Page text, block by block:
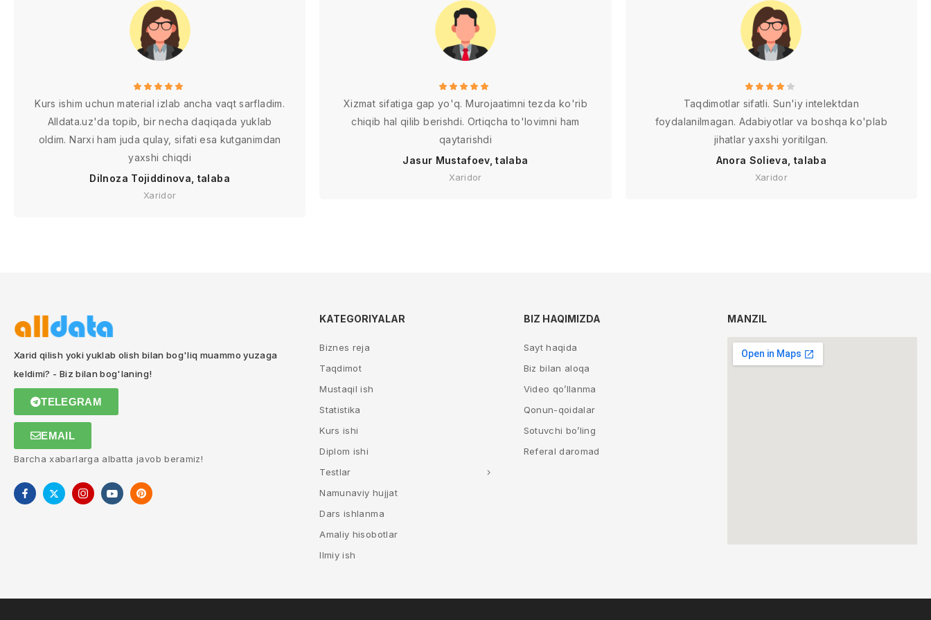
Kurs ishim uchun material izlab ancha vaqt sarfladim.
Alldata.uz'da topib, bir necha daqiqada yuklab
oldim. Narxi ham juda qulay, sifati esa kutganimdan
yaxshi chiqdi
Dilnoza Tojiddinova, talaba
Xaridor
Xizmat sifatiga gap yo'q. Murojaatimni tezda ko'rib
chiqib hal qilib berishdi. Ortiqcha to'lovimni ham
qaytarishdi
Jasur Mustafoev, talaba
Xaridor
Taqdimotlar sifatli. Sun'iy intelektdan
foydalanilmagan. Adabiyotlar va boshqa ko'plab
jihatlar yaxshi yoritilgan.
Anora Solieva, talaba
Xaridor
Xarid qilish yoki yuklab olish bilan bog'liq muammo yuzaga
keldimi? - Biz bilan bog'laning!
TELEGRAM
EMAIL
Barcha xabarlarga albatta javob beramiz!
KATEGORIYALAR
Biznes reja
Taqdimot
Mustaqil ish
Statistika
Kurs ishi
Diplom ishi
Testlar
Namunaviy hujjat
Dars ishlanma
Amaliy hisobotlar
Ilmiy ish
BIZ HAQIMIZDA
Sayt haqida
Biz bilan aloqa
Video qo’llanma
Qonun-qoidalar
Sotuvchi bo’ling
Referal daromad
MANZIL